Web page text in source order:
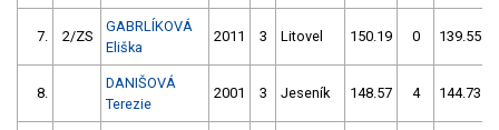
7. 2/ZS
GABRLÍKOVÁ
Eliška
2011 3 Litovel 150.19 0 139.55
8.
DANIŠOVÁ
Terezie
2001 3 Jeseník 148.57 4 144.73